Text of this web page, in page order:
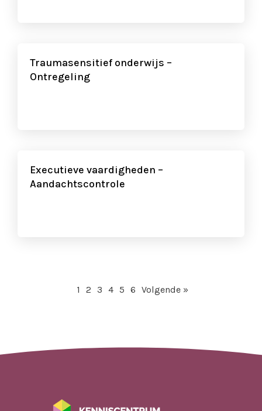
Traumasensitief onderwijs –
Ontregeling
Executieve vaardigheden –
Aandachtscontrole
1 2 3 4 5 6 Volgende »